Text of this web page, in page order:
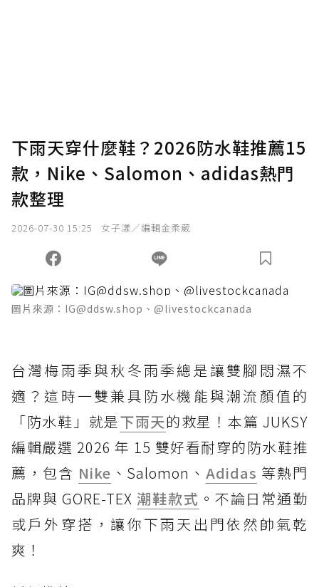
下雨天穿什麼鞋？2026防水鞋推薦15
款，Nike、Salomon、adidas熱門
款整理
2026-07-30 15:25 女子漾／編輯金柔葳
圖片來源：IG@ddsw.shop、@livestockcanada
台灣梅雨季與秋冬雨季總是讓雙腳悶濕不
適？這時一雙兼具防水機能與潮流顏值的
「防水鞋」就是下雨天的救星！本篇 JUKSY
編輯嚴選 2026 年 15 雙好看耐穿的防水鞋推
薦，包含 Nike 、Salomon、Adidas 等熱門
品牌與 GORE-TEX 潮鞋款式 。不論日常通勤
或戶外穿搭，讓你下雨天出門依然帥氣乾
爽！